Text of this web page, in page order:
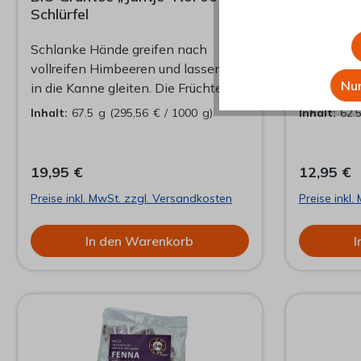
Schlürfel
Schlanke Hände greifen nach
vollreifen Himbeeren und lassen sie
in die Kanne gleiten. Die Früchte
fallen weich auf Jasminteeblätter
Kanne. Wenig später heben sich die
Augenbrauen, selbst Ohren
wackeln. Alle Erwartungen sind
übertroffen. Wie ein seidener
Mantel für den Zauber des
Augenblicks.
Inhalt: 67.5 g (295,56 € / 1000 g)
19,95 €
Preise inkl. MwSt. zzgl. Versandkosten
In den Warenkorb
Telse ist
Vanilleschoten. 25
im
Inhalt:
12,95 €
Preise inkl.